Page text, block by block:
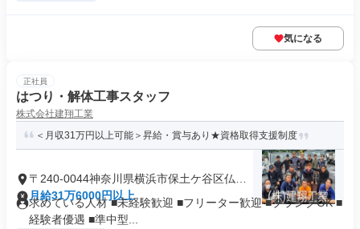
気になる
正社員
はつり・解体工事スタッフ
株式会社建翔工業
＜月収31万円以上可能＞昇給・賞与あり★資格取得支援制度
〒240-0044神奈川県横浜市保土ケ谷区仏向
町
月給31万6000円以上
求めている人材 ■未経験歓迎 ■フリーター歓迎 ■ブランクOK ■
経験者優遇 ■準中型...